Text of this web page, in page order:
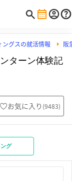
ングスの就活情報 阪
ターン体験記
お気に入り (9483)
グ